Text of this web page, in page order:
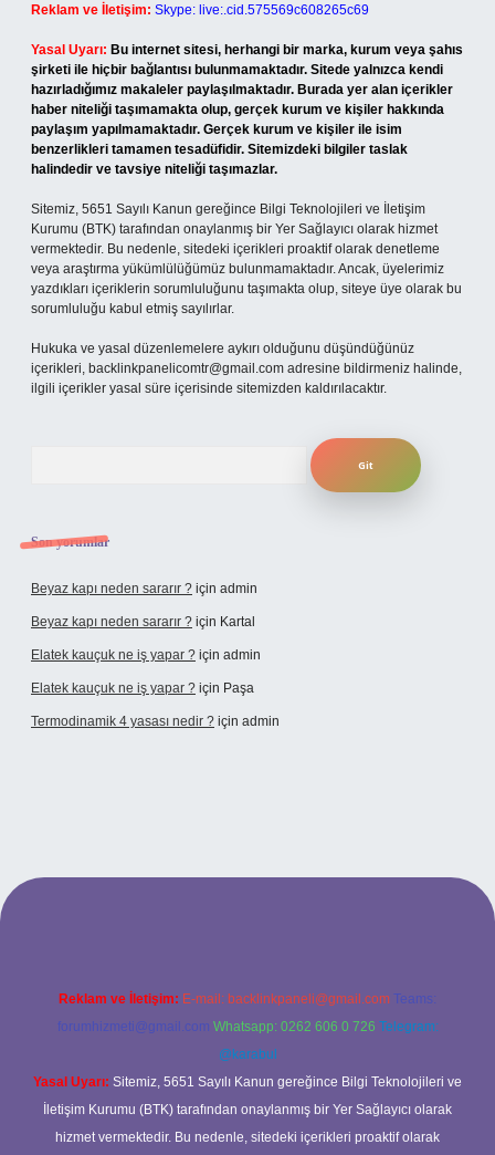
Reklam ve İletişim: Skype: live:.cid.575569c608265c69
Yasal Uyarı: Bu internet sitesi, herhangi bir marka, kurum veya şahıs
şirketi ile hiçbir bağlantısı bulunmamaktadır. Sitede yalnızca kendi
hazırladığımız makaleler paylaşılmaktadır. Burada yer alan içerikler
haber niteliği taşımamakta olup, gerçek kurum ve kişiler hakkında
paylaşım yapılmamaktadır. Gerçek kurum ve kişiler ile isim
benzerlikleri tamamen tesadüfidir. Sitemizdeki bilgiler taslak
halindedir ve tavsiye niteliği taşımazlar.
Sitemiz, 5651 Sayılı Kanun gereğince Bilgi Teknolojileri ve İletişim
Kurumu (BTK) tarafından onaylanmış bir Yer Sağlayıcı olarak hizmet
vermektedir. Bu nedenle, sitedeki içerikleri proaktif olarak denetleme
veya araştırma yükümlülüğümüz bulunmamaktadır. Ancak, üyelerimiz
yazdıkları içeriklerin sorumluluğunu taşımakta olup, siteye üye olarak bu
sorumluluğu kabul etmiş sayılırlar.
Hukuka ve yasal düzenlemelere aykırı olduğunu düşündüğünüz
içerikleri, backlinkpanelicomtr@gmail.com adresine bildirmeniz halinde,
ilgili içerikler yasal süre içerisinde sitemizden kaldırılacaktır.
Son yorumlar
Beyaz kapı neden sararır ? için admin
Beyaz kapı neden sararır ? için Kartal
Elatek kauçuk ne iş yapar ? için admin
Elatek kauçuk ne iş yapar ? için Paşa
Termodinamik 4 yasası nedir ? için admin
mi
Reklam ve İletişim: E-mail: backlinkpaneli@gmail.com Teams:
forumhizmeti@gmail.com Whatsapp: 0262 606 0 726 Telegram:
@karabul
Yasal Uyarı: Sitemiz, 5651 Sayılı Kanun gereğince Bilgi Teknolojileri ve
İletişim Kurumu (BTK) tarafından onaylanmış bir Yer Sağlayıcı olarak
hizmet vermektedir. Bu nedenle, sitedeki içerikleri proaktif olarak